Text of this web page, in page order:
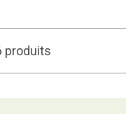
produits